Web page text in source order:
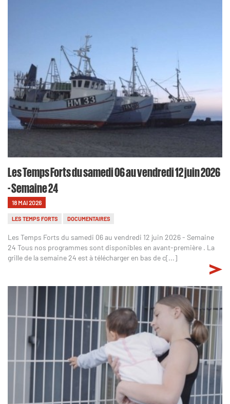
Les Temps Forts du samedi 06 au vendredi 12 juin 2026
- Semaine 24
18 MAI 2026
LES TEMPS FORTS DOCUMENTAIRES
Les Temps Forts du samedi 06 au vendredi 12 juin 2026 - Semaine
24 Tous nos programmes sont disponibles en avant-première . La
grille de la semaine 24 est à télécharger en bas de c[...]